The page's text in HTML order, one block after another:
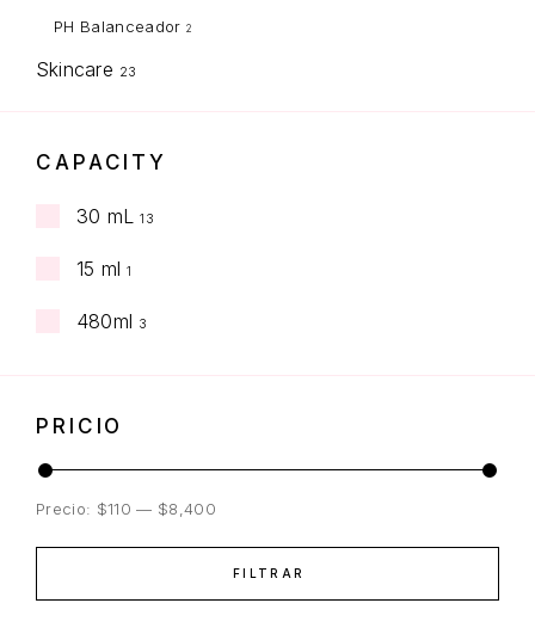
PH Balanceador 2
Skincare 23
CAPACITY
30 mL 13
15 ml 1
480ml 3
PRICIO
FILTRAR
Precio: $110 — $8,400